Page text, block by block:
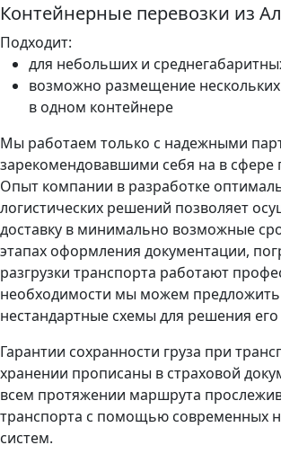
Контейнерные перевозки из
Подходит:
для небольших и
возможно размещение
в одном контейнере
Мы работаем только с надежными
зарекомендовавшими себя на в сфере
Опыт компании в разработке
логистических решений позволяет
доставку в минимально возможные
этапах оформления документации,
разгрузки транспорта работают
необходимости мы можем предложить
нестандартные схемы для решения его
Гарантии сохранности груза при
хранении прописаны в страховой
всем протяжении маршрута
транспорта с помощью современных
систем.